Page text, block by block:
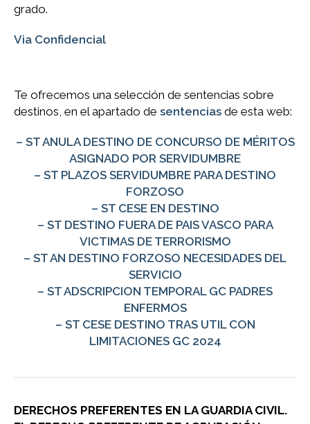
grado.
Via Confidencial
Te ofrecemos una selección de sentencias sobre
destinos, en el apartado de sentencias de esta web:
– ST ANULA DESTINO DE CONCURSO DE MÉRITOS
ASIGNADO POR SERVIDUMBRE
– ST PLAZOS SERVIDUMBRE PARA DESTINO
FORZOSO
– ST CESE EN DESTINO
– ST DESTINO FUERA DE PAIS VASCO PARA
VICTIMAS DE TERRORISMO
– ST AN DESTINO FORZOSO NECESIDADES DEL
SERVICIO
– ST ADSCRIPCION TEMPORAL GC PADRES
ENFERMOS
– ST CESE DESTINO TRAS UTIL CON
LIMITACIONES GC 2024
DERECHOS PREFERENTES EN LA GUARDIA CIVIL.